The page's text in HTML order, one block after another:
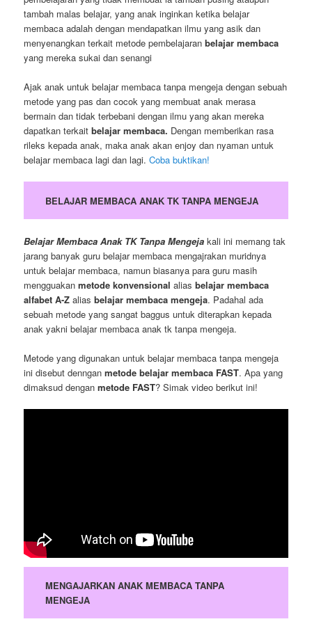
tambah malas belajar, yang anak inginkan ketika belajar
membaca adalah dengan mendapatkan ilmu yang asik dan
menyenangkan terkait metode pembelajaranbelajar membaca
yang mereka sukai dan senangi
Ajak anak untuk belajar membaca tanpa mengeja dengan sebuah
metode yang pas dan cocok yang membuat anak merasa
bermain dan tidak terbebani dengan ilmu yang akan mereka
dapatkan terkaitbelajar membaca. Dengan memberikan rasa
rileks kepada anak, maka anak akan enjoy dan nyaman untuk
belajar membaca lagi dan lagi.Coba buktikan!
BELAJAR MEMBACA ANAK TK TANPA MENGEJA
Belajar Membaca Anak TK Tanpa Mengeja kali ini memang tak
jarang banyak guru belajar membaca mengajrakan muridnya
untuk belajar membaca, namun biasanya para guru masih
mengguakanmetode konvensional aliasbelajar membaca
alfabet A-Z aliasbelajar membaca mengeja. Padahal ada
sebuah metode yang sangat baggus untuk diterapkan kepada
anak yakni belajar membaca anak tk tanpa mengeja.
Metode yang digunakan untuk belajar membaca tanpa mengeja
ini disebut dennganmetode belajar membaca FAST. Apa yang
dimaksud denganmetode FAST? Simak video berikut ini!
MENGAJARKAN ANAK MEMBACA TANPA
MENGEJA